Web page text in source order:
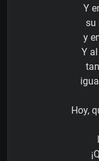
Y
su
y
Y
Hoy,